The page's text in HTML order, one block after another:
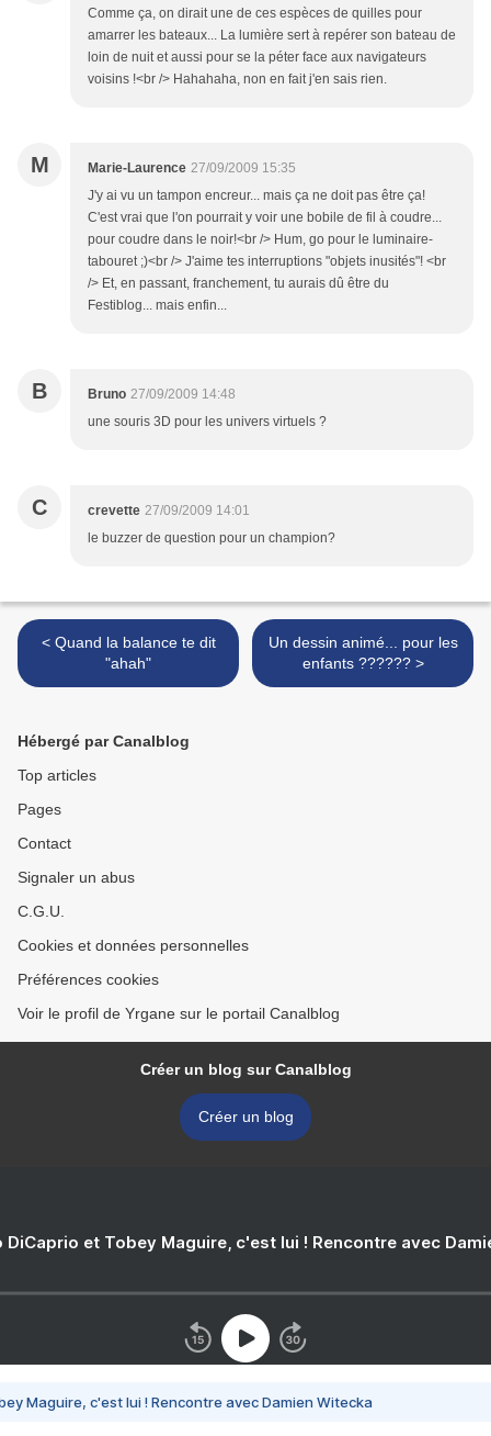
Comme ça, on dirait une de ces espèces de quilles pour
amarrer les bateaux... La lumière sert à repérer son bateau de
loin de nuit et aussi pour se la péter face aux navigateurs
voisins !<br /> Hahahaha, non en fait j'en sais rien.
M Marie-Laurence 27/09/2009 15:35
J'y ai vu un tampon encreur... mais ça ne doit pas être ça!
C'est vrai que l'on pourrait y voir une bobile de fil à coudre...
pour coudre dans le noir!<br /> Hum, go pour le luminaire-
tabouret ;)<br /> J'aime tes interruptions "objets inusités"! <br
/> Et, en passant, franchement, tu aurais dû être du
Festiblog... mais enfin...
B Bruno 27/09/2009 14:48
une souris 3D pour les univers virtuels ?
C crevette 27/09/2009 14:01
le buzzer de question pour un champion?
< Quand la balance te dit
"ahah"
Un dessin animé... pour les
enfants ?????? >
Hébergé par Canalblog
Top articles
Pages
Contact
Signaler un abus
C.G.U.
Cookies et données personnelles
Préférences cookies
Voir le profil de Yrgane sur le portail Canalblog
Créer un blog sur Canalblog
Créer un blog
DiCaprio et Tobey Maguire, c'est lui ! Rencontre avec
Maguire, c'est lui ! Rencontre avec Damien Witecka